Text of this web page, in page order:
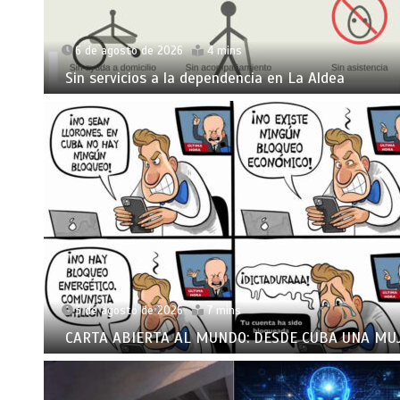
6 de agosto de 2026 4 mins
Sin servicios a la dependencia en La Aldea
3 de agosto de 2026 7 mins
CARTA ABIERTA AL MUNDO: DESDE CUBA UNA